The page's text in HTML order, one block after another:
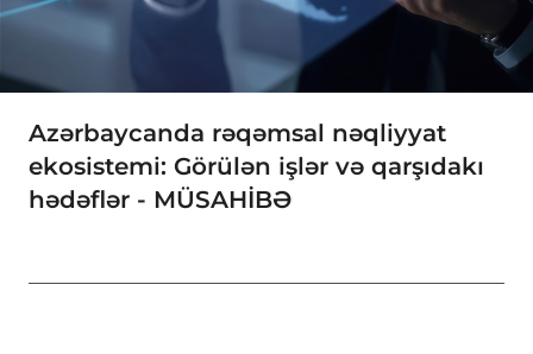
Azərbaycanda rəqəmsal nəqliyyat
ekosistemi: Görülən işlər və qarşıdakı
hədəflər - MÜSAHİBƏ